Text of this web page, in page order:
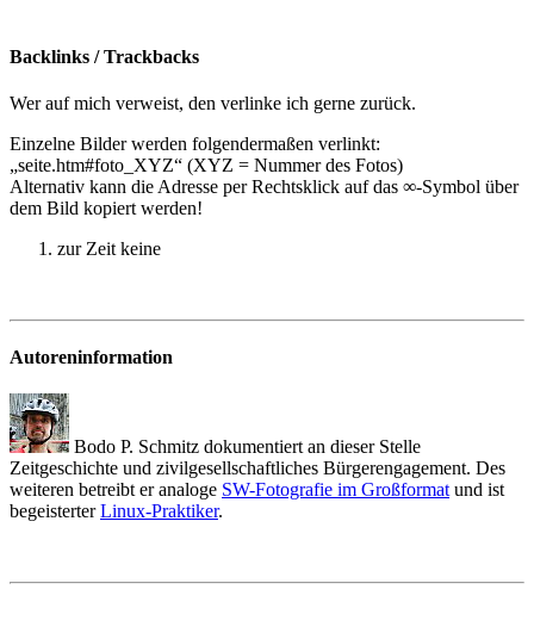
Backlinks / Trackbacks
Wer auf mich verweist, den verlinke ich gerne zurück.
Einzelne Bilder werden folgendermaßen verlinkt:
„seite.htm#foto_XYZ“ (XYZ = Nummer des Fotos)
Alternativ kann die Adresse per Rechtsklick auf das ∞-Symbol über
dem Bild kopiert werden!
zur Zeit keine
Autoreninformation
Bodo P. Schmitz dokumentiert an dieser Stelle
Zeitgeschichte und zivilgesellschaftliches Bürgerengagement. Des
weiteren betreibt er analoge SW-Fotografie im Großformatund ist
begeisterterLinux-Praktiker.